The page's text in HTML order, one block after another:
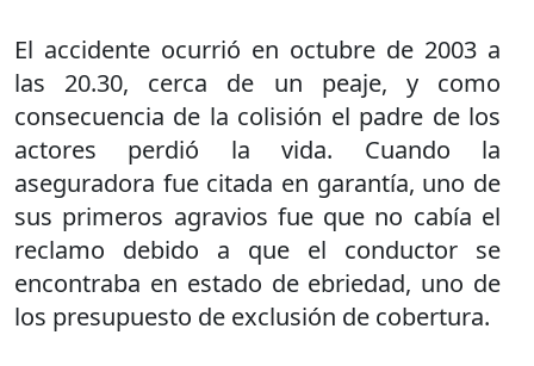
El accidente ocurrió en octubre de 2003 a
las 20.30, cerca de un peaje, y como
consecuencia de la colisión el padre de los
actores perdió la vida. Cuando la
aseguradora fue citada en garantía, uno de
sus primeros agravios fue que no cabía el
reclamo debido a que el conductor se
encontraba en estado de ebriedad, uno de
los presupuesto de exclusión de cobertura.